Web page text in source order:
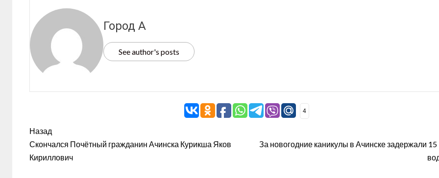
Город А
See author's posts
4
Назад
Скончался Почётный гражданин Ачинска Курикша Яков
Кириллович
За новогодние каникулы в Ачинске задержали